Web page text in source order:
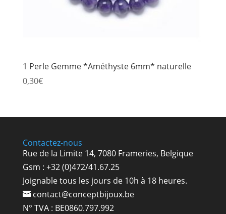
1 Perle Gemme *Améthyste 6mm* naturelle
0,30€
Contactez-nous
Rue de la Limite 14, 7080 Frameries, Belgique
Gsm : +32 (0)472/41.67.25
Joignable tous les jours de 10h à 18 heures.
contact@conceptbijoux.be
N° TVA : BE0860.797.992